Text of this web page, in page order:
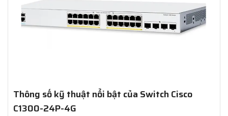
Thông số kỹ thuật nổi bật của Switch Cisco
C1300-24P-4G